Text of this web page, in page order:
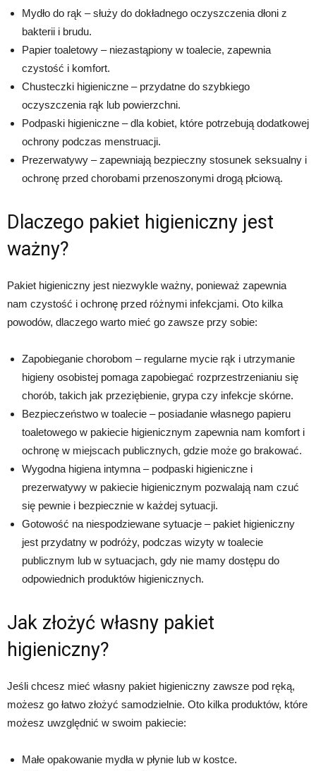
Mydło do rąk – służy do dokładnego oczyszczenia dłoni z
bakterii i brudu.
Papier toaletowy – niezastąpiony w toalecie, zapewnia
czystość i komfort.
Chusteczki higieniczne – przydatne do szybkiego
oczyszczenia rąk lub powierzchni.
Podpaski higieniczne – dla kobiet, które potrzebują dodatkowej
ochrony podczas menstruacji.
Prezerwatywy – zapewniają bezpieczny stosunek seksualny i
ochronę przed chorobami przenoszonymi drogą płciową.
Dlaczego pakiet higieniczny jest
ważny?
Pakiet higieniczny jest niezwykle ważny, ponieważ zapewnia
nam czystość i ochronę przed różnymi infekcjami. Oto kilka
powodów, dlaczego warto mieć go zawsze przy sobie:
Zapobieganie chorobom – regularne mycie rąk i utrzymanie
higieny osobistej pomaga zapobiegać rozprzestrzenianiu się
chorób, takich jak przeziębienie, grypa czy infekcje skórne.
Bezpieczeństwo w toalecie – posiadanie własnego papieru
toaletowego w pakiecie higienicznym zapewnia nam komfort i
ochronę w miejscach publicznych, gdzie może go brakować.
Wygodna higiena intymna – podpaski higieniczne i
prezerwatywy w pakiecie higienicznym pozwalają nam czuć
się pewnie i bezpiecznie w każdej sytuacji.
Gotowość na niespodziewane sytuacje – pakiet higieniczny
jest przydatny w podróży, podczas wizyty w toalecie
publicznym lub w sytuacjach, gdy nie mamy dostępu do
odpowiednich produktów higienicznych.
Jak złożyć własny pakiet
higieniczny?
Jeśli chcesz mieć własny pakiet higieniczny zawsze pod ręką,
możesz go łatwo złożyć samodzielnie. Oto kilka produktów, które
możesz uwzględnić w swoim pakiecie:
Małe opakowanie mydła w płynie lub w kostce.